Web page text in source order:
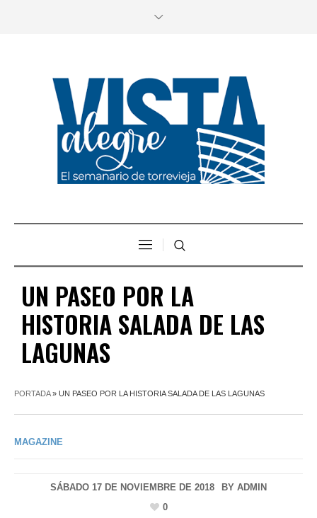
UN PASEO POR LA
HISTORIA SALADA DE LAS
LAGUNAS
PORTADA» UN PASEO POR LA HISTORIA SALADA DE LAS LAGUNAS
MAGAZINE
SÁBADO 17 DE NOVIEMBRE DE 2018 BY ADMIN
0